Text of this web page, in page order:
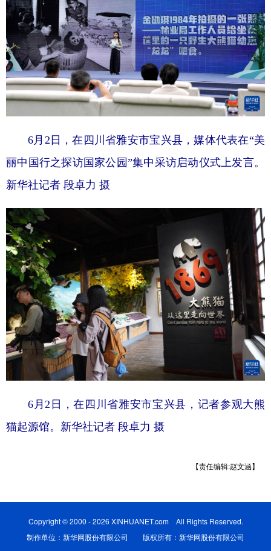
6月2日，在四川省雅安市宝兴县，媒体代表在“美
丽中国行之探访国家公园”集中采访启动仪式上发言。
新华社记者 段卓力 摄
6月2日，在四川省雅安市宝兴县，记者参观大熊
猫起源馆。新华社记者 段卓力 摄
【责任编辑:赵文涵】
Copyright © 2000 - 2026 XINHUANET.com All Rights Reserved.
制作单位：新华网股份有限公司 版权所有：新华网股份有限公司